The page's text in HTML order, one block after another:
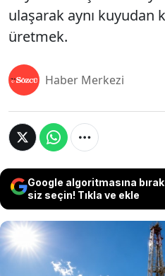
ulaşarak aynı kuyudan
üretmek.
Haber Merkezi
Google algoritmasına
siz seçin! Tıkla ve ekle
Yeni Zelanda'da bilim
yerin yaklaşık 5 ila 6